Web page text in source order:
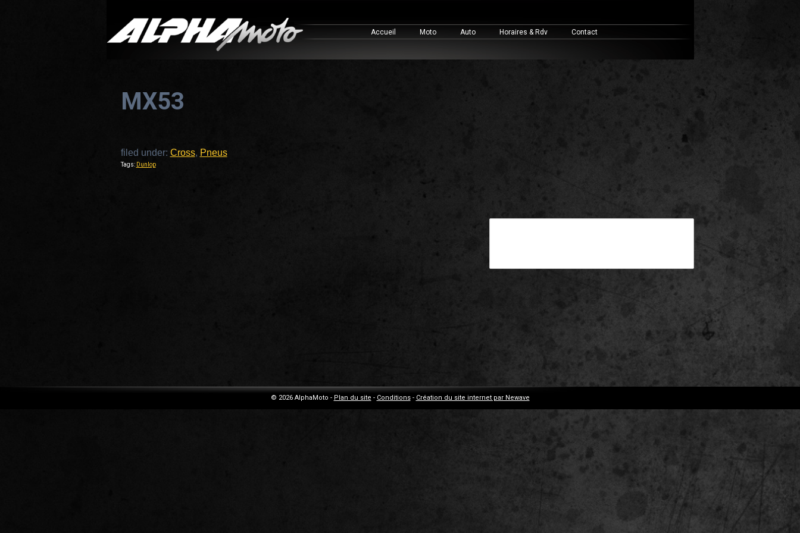
Accueil Moto Auto Horaires & Rdv Contact
MX53
filed under: Cross, Pneus
Tags: Dunlop
© 2026 AlphaMoto - Plan du site - Conditions- Création du site internet par Newave